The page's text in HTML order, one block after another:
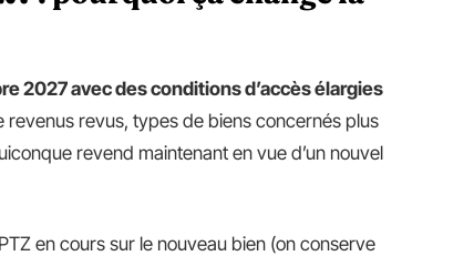
2027 avec des conditions d’accès élargies
revenus revus, types de biens concernés plus
revend maintenant en vue d’un nouvel
en cours sur le nouveau bien (on conserve